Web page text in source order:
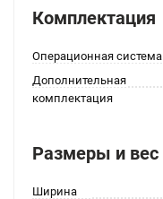
Комплектация
Операционная система
Дополнительная
комплектация
Размеры и вес
Ширина